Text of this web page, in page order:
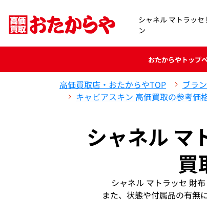
シャネル マトラッ
ン
おたからやトップ
高価買取店・おたからやTOP ブラ
キャビアスキン 高価買取の参考価
シャネル マ
買
シャネル マトラッセ 財
また、状態や付属品の有無